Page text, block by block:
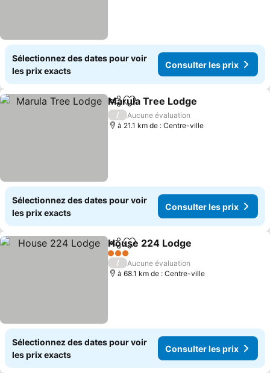
Sélectionnez des dates pour voir
les prix exacts
Consulter les prix
PartagerAjouter à mes favoris
Marula Tree Lodge
/
Aucune évaluation
à 21.1 km de : Centre-ville
Sélectionnez des dates pour voir
les prix exacts
Consulter les prix
PartagerAjouter à mes favoris
House 224 Lodge
3 Étoiles
/
Aucune évaluation
à 68.1 km de : Centre-ville
Sélectionnez des dates pour voir
les prix exacts
Consulter les prix